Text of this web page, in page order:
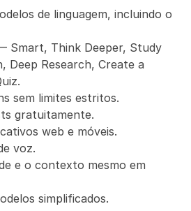
de linguagem, incluindo o
Smart, Think Deeper, Study
Deep Research, Create a
sem limites estritos.
gratuitamente.
web e móveis.
voz.
e o contexto mesmo em
simplificados.